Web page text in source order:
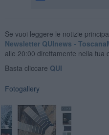
Se vuoi leggere le notizie
Newsletter QUInews -
alle 20:00 direttamente nella tua
Basta cliccare QUI
Fotogallery